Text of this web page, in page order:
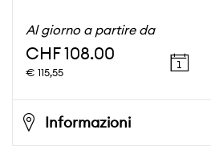
Al giorno a partire da
CHF 108.00
€ 115,55
Informazioni